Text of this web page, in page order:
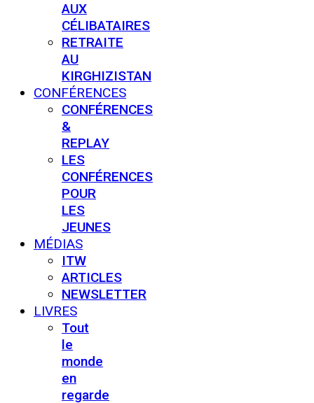
AUX
CÉLIBATAIRES
RETRAITE
AU
KIRGHIZISTAN
CONFÉRENCES
CONFÉRENCES
&
REPLAY
LES
CONFÉRENCES
POUR
LES
JEUNES
MÉDIAS
ITW
ARTICLES
NEWSLETTER
LIVRES
Tout
le
monde
en
regarde